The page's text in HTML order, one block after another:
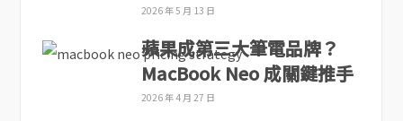
2026 年 5 月 13 日
蘋果成第三大筆電品牌？
MacBook Neo 成關鍵推手
2026 年 4 月 27 日